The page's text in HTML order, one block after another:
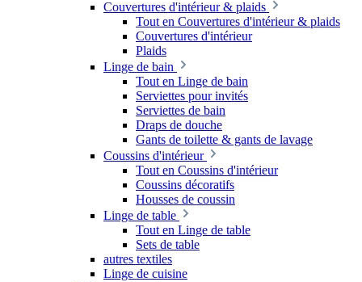
Couvertures d'intérieur & plaids
Tout en Couvertures d'intérieur & plaids
Couvertures d'intérieur
Plaids
Linge de bain
Tout en Linge de bain
Serviettes pour invités
Serviettes de bain
Draps de douche
Gants de toilette & gants de lavage
Coussins d'intérieur
Tout en Coussins d'intérieur
Coussins décoratifs
Housses de coussin
Linge de table
Tout en Linge de table
Sets de table
autres textiles
Linge de cuisine